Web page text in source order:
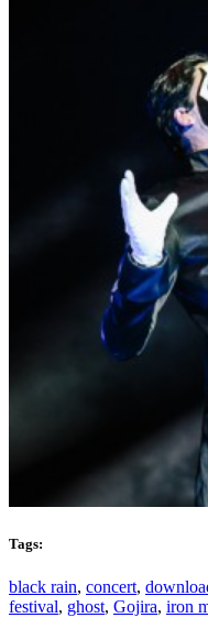
Tags:
black rain, concert,
festival, ghost, Gojira, iron